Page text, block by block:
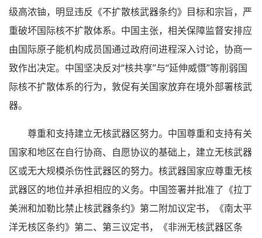
级高浓铀，明显违反《不扩散核武器条约》目标和宗旨，严
重破坏国际核不扩散体系。中国主张，相关保障监督安排应
由国际原子能机构成员国通过政府间进程深入讨论，协商一
致作出决定。中国坚决反对“核共享”与“延伸威慑”等削弱国
际核不扩散体系的行为，敦促有关国家放弃在境外部署核武
器。
尊重和支持建立无核武器区努力。中国尊重和支持有关
国家和地区在自行协商、自愿协议的基础上，建立无核武器
区或无大规模杀伤性武器区的努力。核武器国家应尊重无核
武器区的地位并承担相应的义务。中国签署并批准了《拉丁
美洲和加勒比禁止核武器条约》第二附加议定书，《南太平
洋无核区条约》第二、第三议定书，《非洲无核武器区条